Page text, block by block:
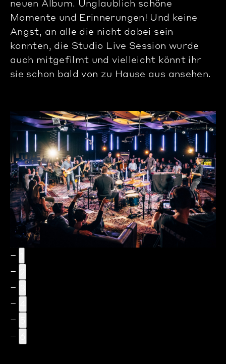
neuen Album. Unglaublich schöne
Momente und Erinnerungen! Und keine
Angst, an alle die nicht dabei sein
konnten, die Studio Live Session wurde
auch mitgefilmt und vielleicht könnt ihr
sie schon bald von zu Hause aus ansehen.